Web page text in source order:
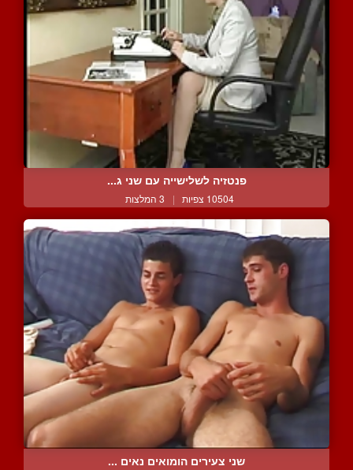
פנטזיה לשלישייה עם שני ג...
10504 צפיות | 3 המלצות
שני צעירים הומואים נאים ...